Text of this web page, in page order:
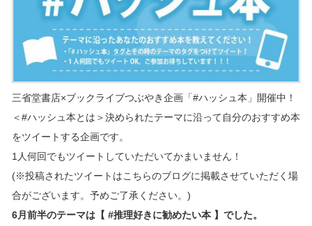
三省堂書店×ブックライブつぶやき企画「#ハッシュ本」開催中！
＜#ハッシュ本とは＞決められたテーマに沿って自分のおすすめ本
をツイートする企画です。
1人何回でもツイートしていただいてかまいません！
(※投稿されたツイートはこちらのブログに掲載させていただく場
合がございます。予めご了承ください。)
6月前半のテーマは【 #推理好きに勧めたい本 】でした。